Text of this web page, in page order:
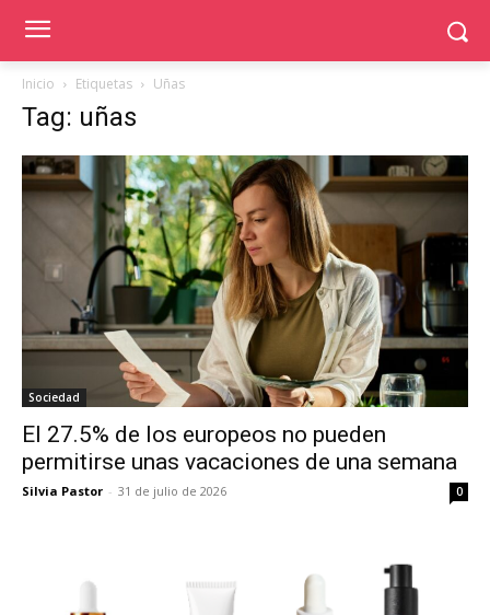
Inicio Etiquetas Uñas
Tag: uñas
Sociedad
El 27.5% de los europeos no pueden
permitirse unas vacaciones de una semana
Silvia Pastor - 31 de julio de 2026 0